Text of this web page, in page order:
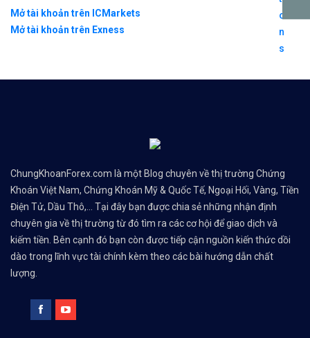
Mở tài khoản trên ICMarkets
Mở tài khoản trên Exness
ChungKhoanForex.com là một Blog chuyên về thị trường Chứng
Khoán Việt Nam, Chứng Khoán Mỹ & Quốc Tế, Ngoại Hối, Vàng, Tiền
Điện Tử, Dầu Thô,... Tại đây bạn được chia sẻ những nhận định
chuyên gia về thị trường từ đó tìm ra các cơ hội để giao dịch và
kiếm tiền. Bên cạnh đó bạn còn được tiếp cận nguồn kiến thức dồi
dào trong lĩnh vực tài chính kèm theo các bài hướng dẫn chất
lượng.